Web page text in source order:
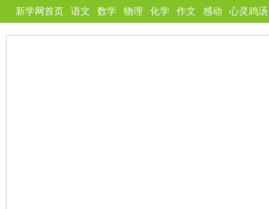
新学网首页 语文 数学 物理 化学 作文 感动 心灵鸡汤